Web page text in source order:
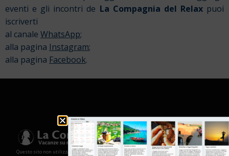
eventi e gli incontri de La Compagnia del Relax puoi
iscriverti
al canale WhatsApp;
alla pagina Instagram;
alla pagina Facebook.
Questo sito non utilizza cookies e non memorizza in alcun modo le tue informazioni